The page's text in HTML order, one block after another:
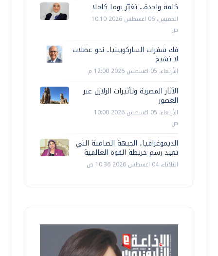
كلمة واحدة... تغيّر يوما كاملا
الخميس، 06 اغسطس 2026 10:10
ص
فك شفرات الساركوبينيا.. نحو عضلات
لا تشيخ
الأربعاء، 05 اغسطس 2026 12:00 م
الآثار المصرية وتأثيرات الزلازل عبر
العصور
الأربعاء، 05 اغسطس 2026 10:00
ص
الديموغرافيا.. الجبهة الصامتة التي
تعيد رسم خريطة القوة العالمية
الثلاثاء، 04 اغسطس 2026 10:36 ص